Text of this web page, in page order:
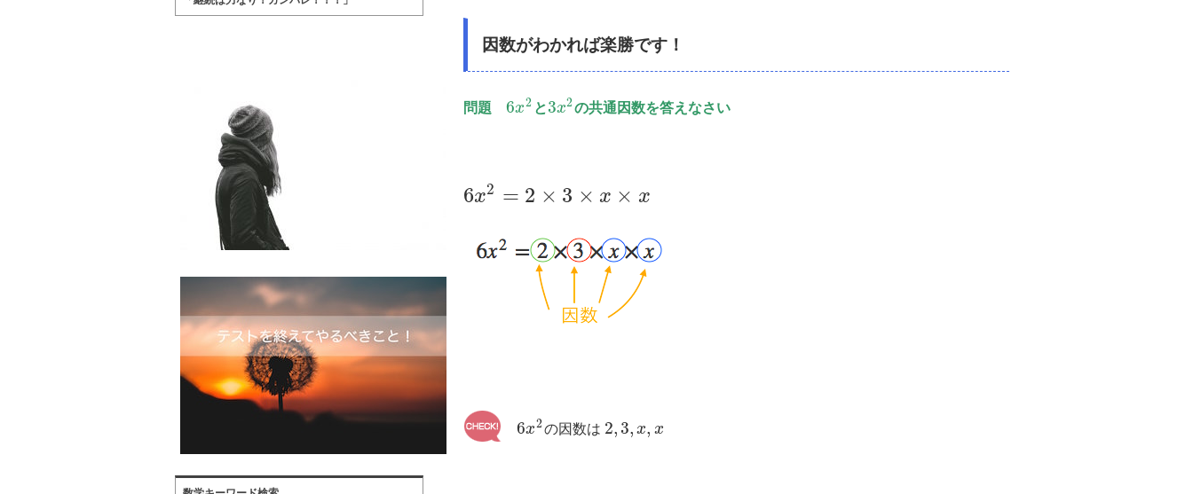
因数がわかれば楽勝です！
問題6x2 と3x2の共通因数を答えなさい
6x2 = 2 × 3 × x × x
6x2の因数は 2, 3, x, x